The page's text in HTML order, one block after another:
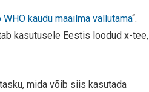
kaudu maailma vallutama“.
kasutusele Eestis loodud x-tee,
mida võib siis kasutada